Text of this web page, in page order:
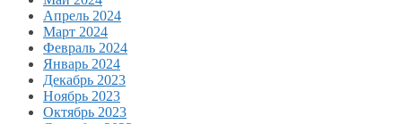
Апрель 2024
Март 2024
Февраль 2024
Январь 2024
Декабрь 2023
Ноябрь 2023
Октябрь 2023